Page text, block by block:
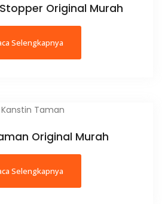
Original Murah
Selengkapnya
Original Murah
Selengkapnya